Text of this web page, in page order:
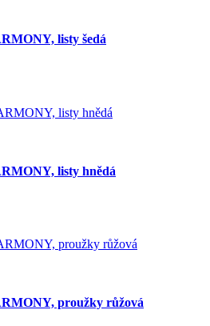
listy šedá
listy hnědá
proužky růžová